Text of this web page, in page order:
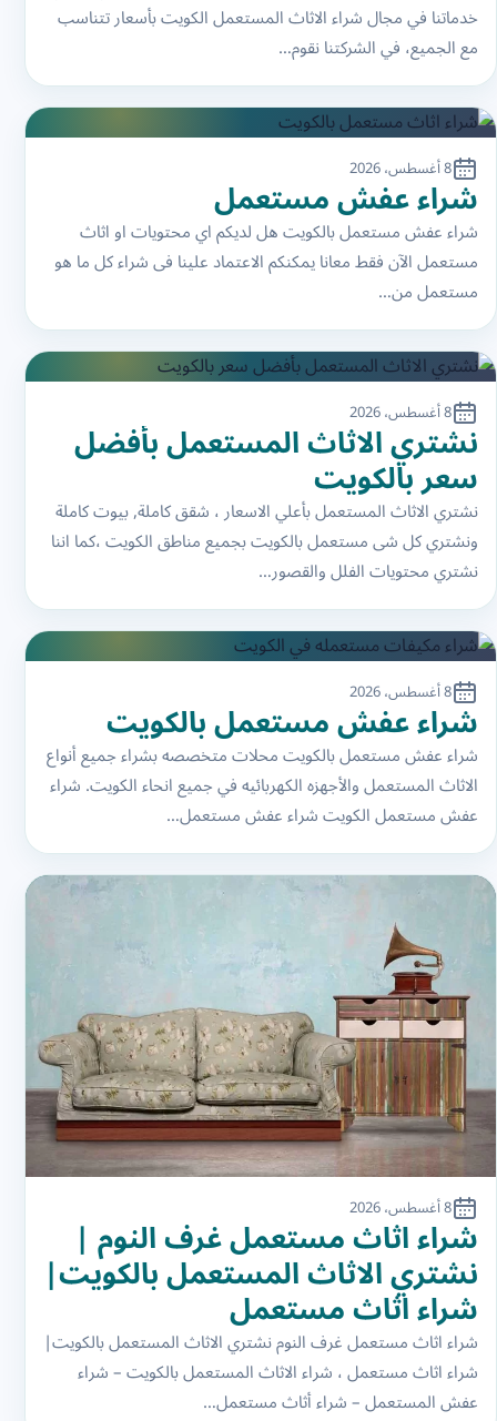
خدماتنا في مجال شراء الاثاث المستعمل الكويت بأسعار تتناسب
مع الجميع، في الشركتنا نقوم…
8 أغسطس، 2026
شراء عفش مستعمل
شراء عفش مستعمل بالكويت هل لديكم اي محتويات او اثاث
مستعمل الآن فقط معانا يمكنكم الاعتماد علينا فى شراء كل ما هو
مستعمل من…
8 أغسطس، 2026
نشتري الاثاث المستعمل بأفضل
سعر بالكويت
نشتري الاثاث المستعمل بأعلي الاسعار ، شقق كاملة, بيوت كاملة
ونشتري كل شى مستعمل بالكويت بجميع مناطق الكويت ،كما اننا
نشتري محتويات الفلل والقصور…
8 أغسطس، 2026
شراء عفش مستعمل بالكويت
شراء عفش مستعمل بالكويت محلات متخصصه بشراء جميع أنواع
الاثاث المستعمل والأجهزه الكهربائيه في جميع انحاء الكويت. شراء
عفش مستعمل الكويت شراء عفش مستعمل…
8 أغسطس، 2026
شراء اثاث مستعمل غرف النوم |
نشتري الاثاث المستعمل بالكويت|
شراء اثاث مستعمل
شراء اثاث مستعمل غرف النوم نشتري الاثاث المستعمل بالكويت|
شراء اثاث مستعمل ، شراء الاثاث المستعمل بالكويت – شراء
عفش المستعمل – شراء أثاث مستعمل…